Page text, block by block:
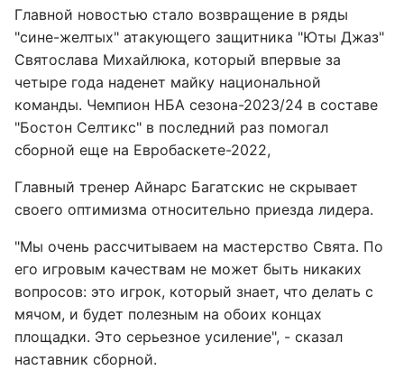
Главной новостью стало возвращение в ряды
"сине-желтых" атакующего защитника "Юты Джаз"
Святослава Михайлюка, который впервые за
четыре года наденет майку национальной
команды. Чемпион НБА сезона-2023/24 в составе
"Бостон Селтикс" в последний раз помогал
сборной еще на Евробаскете-2022,
Главный тренер Айнарс Багатскис не скрывает
своего оптимизма относительно приезда лидера.
"Мы очень рассчитываем на мастерство Свята. По
его игровым качествам не может быть никаких
вопросов: это игрок, который знает, что делать с
мячом, и будет полезным на обоих концах
площадки. Это серьезное усиление", - сказал
наставник сборной.